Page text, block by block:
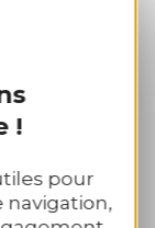
!
pour
navigation,
de la
autour
préfet de
grande